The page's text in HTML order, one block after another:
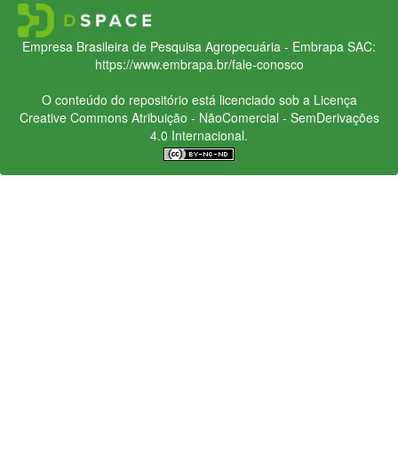
Empresa Brasileira de Pesquisa Agropecuária - Embrapa SAC:
https://www.embrapa.br/fale-conosco
O conteúdo do repositório está licenciado sob a Licença
Creative CommonsAtribuição - NãoComercial - SemDerivações
4.0 Internacional.